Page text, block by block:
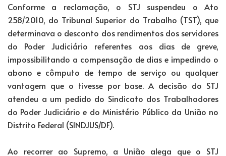
Conforme a reclamação, o STJ suspendeu o Ato
258/2010, do Tribunal Superior do Trabalho (TST), que
determinava o desconto dos rendimentos dos servidores
do Poder Judiciário referentes aos dias de greve,
impossibilitando a compensação de dias e impedindo o
abono e cômputo de tempo de serviço ou qualquer
vantagem que o tivesse por base. A decisão do STJ
atendeu a um pedido do Sindicato dos Trabalhadores
do Poder Judiciário e do Ministério Público da União no
Distrito Federal (SINDJUS/DF).
Ao recorrer ao Supremo, a União alega que o STJ